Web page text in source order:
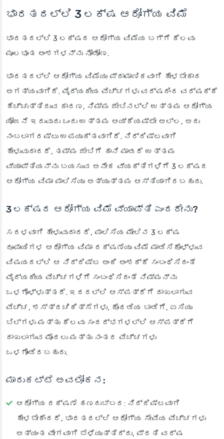
ಭಾರತದಲ್ಲಿ 3 ಲಕ್ಷ ಆರೋಗ್ಯ ವಿಮೆ
ಭಾರತದಲ್ಲಿ 3 ಲಕ್ಷದ ಆರೋಗ್ಯ ವಿಮೆಯ ಬಗ್ಗೆ ಕೆಲವು
ಮೂಲಭೂತ ಅಂಶಗಳನ್ನು ನೋಡೋಣ.
ಭಾರತದಲ್ಲಿ ಆರೋಗ್ಯ ವಿಮೆಯು ಪ್ರಾಮಾಣಿಕವಾಗಿ ಹೇಳಬೇಕಾದ
ಅಗತ್ಯವಾಗಿದೆ. ವೈದ್ಯಕೀಯ ವೆಚ್ಚಗಳು ವರ್ಷದಿಂದ ವರ್ಷಕ್ಕೆ
ಹೆಚ್ಚುತ್ತಿರುವ ಕಾರಣ, ನಿಮ್ಮ ಜೇಬಿನಲ್ಲಿ ಉತ್ತಮ ಆರೋಗ್ಯ
ಯೋಜನೆ ಇರುವುದು ಒಂದು ಉತ್ತಮ ಆಯ್ಕೆಯಷ್ಟೇ ಅಲ್ಲ, ಅದು
ನಂಬಲಾಗದಷ್ಟು ಉಪಯುಕ್ತವಾಗಿದೆ. ನಿರ್ದಿಷ್ಟವಾಗಿ
ಹೇಳುವುದಾದರೆ, ತಮ್ಮ ಜೇಬಿಗೆ ಹಾನಿ ಮಾಡದೆ ಉತ್ತಮ
ವ್ಯಾಪ್ತಿಯನ್ನು ಬಯಸುವ ಅನೇಕ ವ್ಯಕ್ತಿಗಳಿಗೆ 3 ಲಕ್ಷದ
ಆರೋಗ್ಯ ವಿಮಾ ಪಾಲಿಸಿಯು ಅತ್ಯುತ್ತಮ ಆಸ್ತಿಯಾಗಿರಬಹುದು.
3 ಲಕ್ಷದ ಆರೋಗ್ಯ ವಿಮೆ ವ್ಯಾಪ್ತಿ ಎಂದರೇನು?
ಸರಳವಾಗಿ ಹೇಳುವುದಾದರೆ, ಪಾಲಿಸಿಯ ಮೇಲಿನ 3 ಲಕ್ಷ
ರೂಪಾಯಿಗಳ ಆರೋಗ್ಯ ವಿಮಾ ರಕ್ಷಣೆಯು ವಿಮೆ ಮಾಡಿಸಿಕೊಳ್ಳುವ
ವಿಷಯದಲ್ಲಿ ಆ ನಿರ್ದಿಷ್ಟ ಅಂಕಿ ಅಂಶಕ್ಕೆ ಸಂಬಂಧಿಸಿದಂತೆ
ವೈದ್ಯಕೀಯ ವೆಚ್ಚಗಳಿಗೆ ಸಂಬಂಧಿಸಿದಂತೆ ನಿಮ್ಮನ್ನು
ಒಳಗೊಳ್ಳುತ್ತದೆ. ಇದರಲ್ಲಿ ಆಸ್ಪತ್ರೆಗೆ ದಾಖಲಾಗುವ
ವೆಚ್ಚ, ಶಸ್ತ್ರಚಿಕಿತ್ಸೆಗಳು, ಕೊಠಡಿಯ ಬಾಡಿಗೆ, ಐಸಿಯು
ಬಿಲ್‌ಗಳು ಮತ್ತು ಕೆಲವು ಸಂದರ್ಭಗಳಲ್ಲಿ ಆಸ್ಪತ್ರೆಗೆ
ದಾಖಲಾಗುವ ಮೊದಲು ಮತ್ತು ನಂತರ ವೆಚ್ಚಗಳು
ಒಳಗೊಂಡಿರಬಹುದು.
ಮಾರುಕಟ್ಟೆ ಅವಲೋಕನ:
ಆರೋಗ್ಯ ರಕ್ಷಣೆ ಹಣದುಬ್ಬರ : ನಿರ್ದಿಷ್ಟವಾಗಿ
ಹೇಳಬೇಕೆಂದರೆ, ಭಾರತದಲ್ಲಿ ಆರೋಗ್ಯ ಸೇವೆಯ ವೆಚ್ಚಗಳು
ಅತ್ಯಂತ ವೇಗವಾಗಿ ಬೆಳೆಯುತ್ತಿದ್ದು, ಪ್ರತಿ ವರ್ಷ